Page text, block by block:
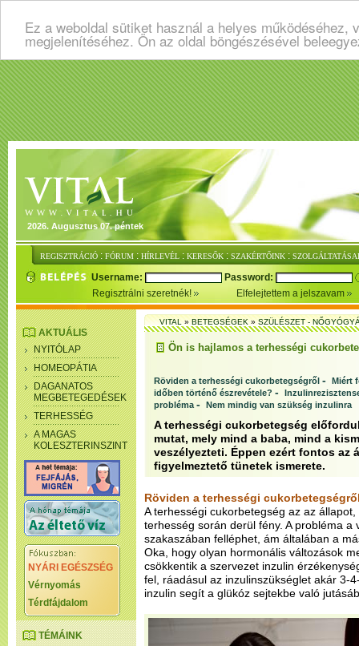
Ez a weboldal sütiket használ a helyes
megjelenítéséhez. Ön az oldal böngészésével
2026. Augusztus 07. péntek
REGISZTRÁCIÓ : FÓRUM : HÍRLEVÉL : KERESŐK : SZAKÉRTŐINK :
Username:
Password:
Regisztrálni szeretnék!
Elfelejtettem a jelszavam
AKTUÁLIS
NYITÓLAP
HOMEOPÁTIA
DAGANATOS
MEGBETEGEDÉSEK
TERHESSÉG
A MAGAS
KOLESZTERINSZINT
NYÁRI EGÉSZSÉG
Vérnyomás
Térdfájdalom
TÉMÁINK
VITAL»BETEGSÉGEK»SZÜLÉSZET -
Ön is hajlamos a terhességi
Röviden a terhességi cukorbetegségről - Miért
időben történő észrevétele? -
probléma - Nem mindig van szükség inzulinra
A terhességi cukorbetegség
mutat, mely mind a baba, mind a
veszélyezteti. Éppen ezért fontos az
figyelmeztető tünetek ismerete.
Röviden a terhességi
A terhességi cukorbetegség az az
terhesség során derül fény. A probléma a
szakaszában felléphet, ám általában a
Oka, hogy olyan hormonális változások
csökkentik a szervezet inzulin
fel, ráadásul az inzulinszükséglet akár 3-
inzulin segít a glükóz sejtekbe való